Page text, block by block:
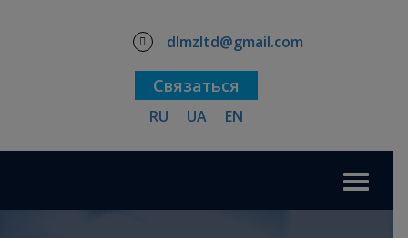
dlmzltd@gmail.com
Связаться
RU UA EN
Toggle